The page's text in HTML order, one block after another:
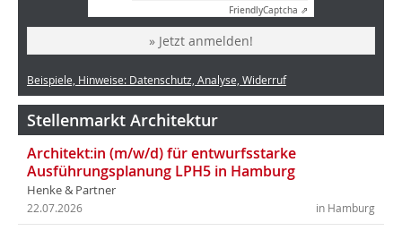
FriendlyCaptcha ⇗
» Jetzt anmelden!
Beispiele, Hinweise: Datenschutz, Analyse, Widerruf
Stellenmarkt Architektur
Architekt:in (m/w/d) für entwurfsstarke
Ausführungsplanung LPH5 in Hamburg
Henke & Partner
in Hamburg
22.07.2026